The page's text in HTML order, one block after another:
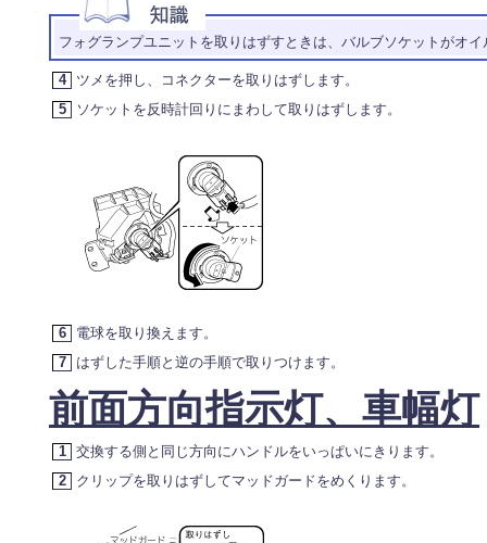
フォグランプユニットを取りはずすときは、バルブソケットがオ
4
ツメを押し、コネクターを取りはずします。
5
ソケットを反時計回りにまわして取りはずします。
6
電球を取り換えます。
7
はずした手順と逆の手順で取りつけます。
前面方向指示灯、車幅灯
1
交換する側と同じ方向にハンドルをいっぱいにきります。
2
クリップを取りはずしてマッドガードをめくります。